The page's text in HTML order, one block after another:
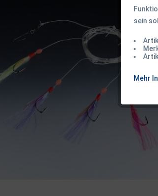
sein
Mehr